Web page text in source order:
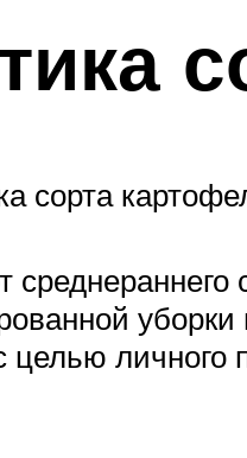
сорта
среднераннего
личного